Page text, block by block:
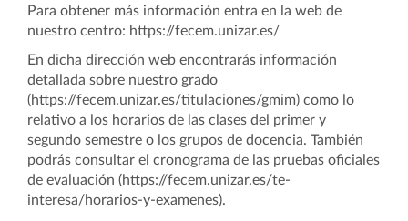
Para obtener más información entra en la web de
nuestro centro: https://fecem.unizar.es/
En dicha dirección web encontrarás información
detallada sobre nuestro grado
(https://fecem.unizar.es/titulaciones/gmim) como lo
relativo a los horarios de las clases del primer y
segundo semestre o los grupos de docencia. También
podrás consultar el cronograma de las pruebas oficiales
de evaluación (https://fecem.unizar.es/te-
interesa/horarios-y-examenes).